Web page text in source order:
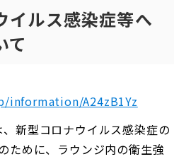
イルス感染症等へ
て
information/A24zB1Yz
、新型コロナウイルス感染症の
ために、ラウンジ内の衛生強